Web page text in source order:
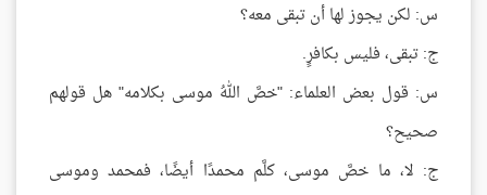
س: لكن يجوز لها أن تبقى معه؟
ج: تبقى، فليس بكافرٍ.
س: قول بعض العلماء: "خصَّ اللهُ موسى بكلامه" هل قولهم
صحيح؟
ج: لا، ما خصَّ موسى، كلَّم محمدًا أيضًا، فمحمد وموسى